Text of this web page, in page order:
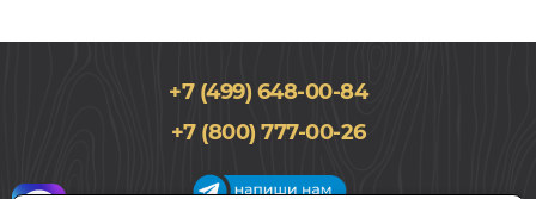
184x1219, 2мм
0,3, Дуб, Однополосный, Водостойкий
+7 (499) 648-00-84
+7 (800) 777-00-26